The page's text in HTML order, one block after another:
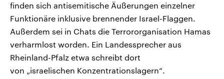
finden sich antisemitische Äußerungen einzelner
Funktionäre inklusive brennender Israel-Flaggen.
Außerdem sei in Chats die Terrororganisation Hamas
verharmlost worden. Ein Landessprecher aus
Rheinland-Pfalz etwa schreibt dort
von „israelischen Konzentrationslagern“.